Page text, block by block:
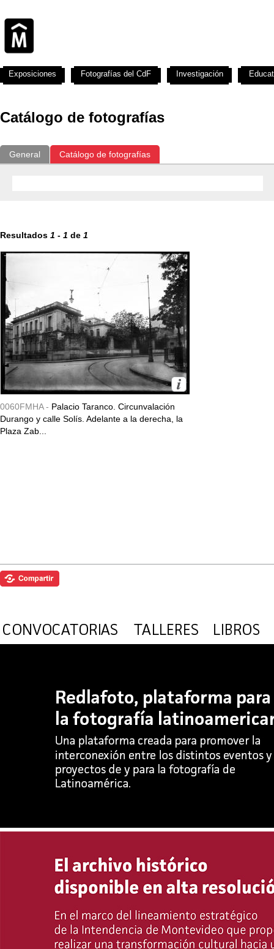
Catálogo de fotografías
General Catálogo de fotografías
Resultados 1 - 1 de 1
0060FMHA - Palacio Taranco. Circunvalación
Durango y calle Solís. Adelante a la derecha, la
Plaza Zab...
Exposiciones Fotografías del CdF Investigación